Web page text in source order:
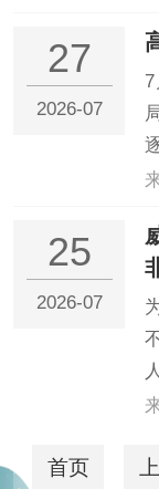
27
2026-07
25
2026-07
首页